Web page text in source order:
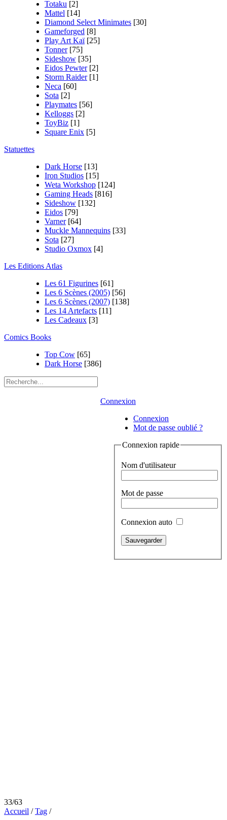
Totaku [2]
Mattel [14]
Diamond Select Minimates [30]
Gameforged [8]
Play Art Kaï [25]
Tonner [75]
Sideshow [35]
Eidos Pewter [2]
Storm Raider [1]
Neca [60]
Sota [2]
Playmates [56]
Kelloggs [2]
ToyBiz [1]
Square Enix [5]
Statuettes
Dark Horse [13]
Iron Studios [15]
Weta Workshop [124]
Gaming Heads [816]
Sideshow [132]
Eidos [79]
Varner [64]
Muckle Mannequins [33]
Sota [27]
Studio Oxmox [4]
Les Editions Atlas
Les 61 Figurines [61]
Les 6 Scènes (2005) [56]
Les 6 Scènes (2007) [138]
Les 14 Artefacts [11]
Les Cadeaux [3]
Comics Books
Top Cow [65]
Dark Horse [386]
Connexion
Connexion
Mot de passe oublié ?
Connexion rapide
Nom d'utilisateur
Mot de passe
Connexion auto
33/63
Accueil /Tag /